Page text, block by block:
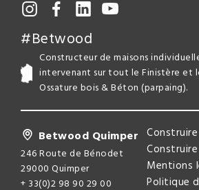
#Betwood
Constructeur de maisons
intervenant sur tout le Finistère et
Ossature bois & Béton (parpaing).
Betwood Quimper
246 Route de Bénodet
29000 Quimper
+ 33(0)2 98 90 29 00
Mentions
Politique